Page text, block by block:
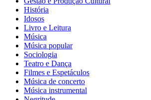
História
Idosos
Livro e Leitura
Música
Música popular
Sociologia
Teatro e Dança
Filmes e Espetáculos
Música de concerto
Música instrumental